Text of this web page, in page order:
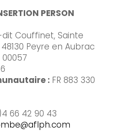
PERSON
dit Couffinet, Sainte
Peyre en Aubrac
: FR 883 330
66 42 90 43